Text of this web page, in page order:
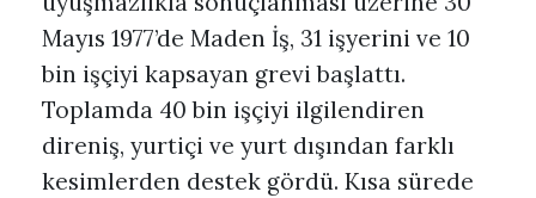
Mayıs 1977’de Maden İş, 31 işyerini ve 10
bin işçiyi kapsayan grevi başlattı.
Toplamda 40 bin işçiyi ilgilendiren
direniş, yurtiçi ve yurt dışından farklı
kesimlerden destek gördü. Kısa sürede